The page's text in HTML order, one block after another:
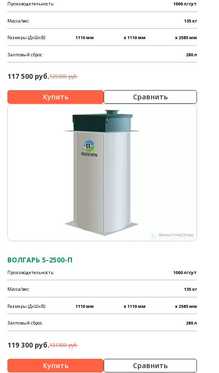
Производительность: 1000 л/сут
Масса/вес: 135 кг
Размеры (ДхШхВ): 1110 мм x 1110 мм x 2585 мм
Залповый сброс: 280 л
117 500 руб.129300 руб.
Сравнить
ВОЛГАРЬ 5-2500-П
Производительность: 1000 л/сут
Масса/вес: 135 кг
Размеры (ДхШхВ): 1110 мм x 1110 мм x 2585 мм
Залповый сброс: 280 л
119 300 руб.131300 руб.
Сравнить